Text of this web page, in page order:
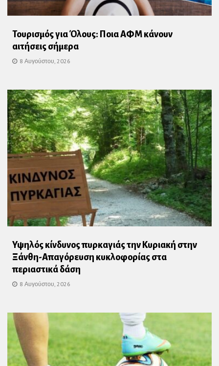
Τουρισμός για Όλους: Ποια ΑΦΜ κάνουν
αιτήσεις σήμερα
8 Αυγούστου, 2026
Υψηλός κίνδυνος πυρκαγιάς την Κυριακή στην
Ξάνθη-Απαγόρευση κυκλοφορίας στα
περιαστικά δάση
8 Αυγούστου, 2026